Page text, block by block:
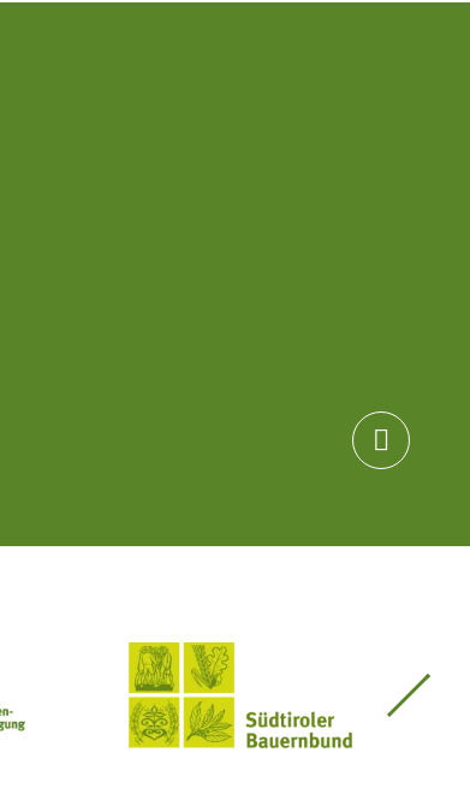

im SBB Südtiroler Bauernbund